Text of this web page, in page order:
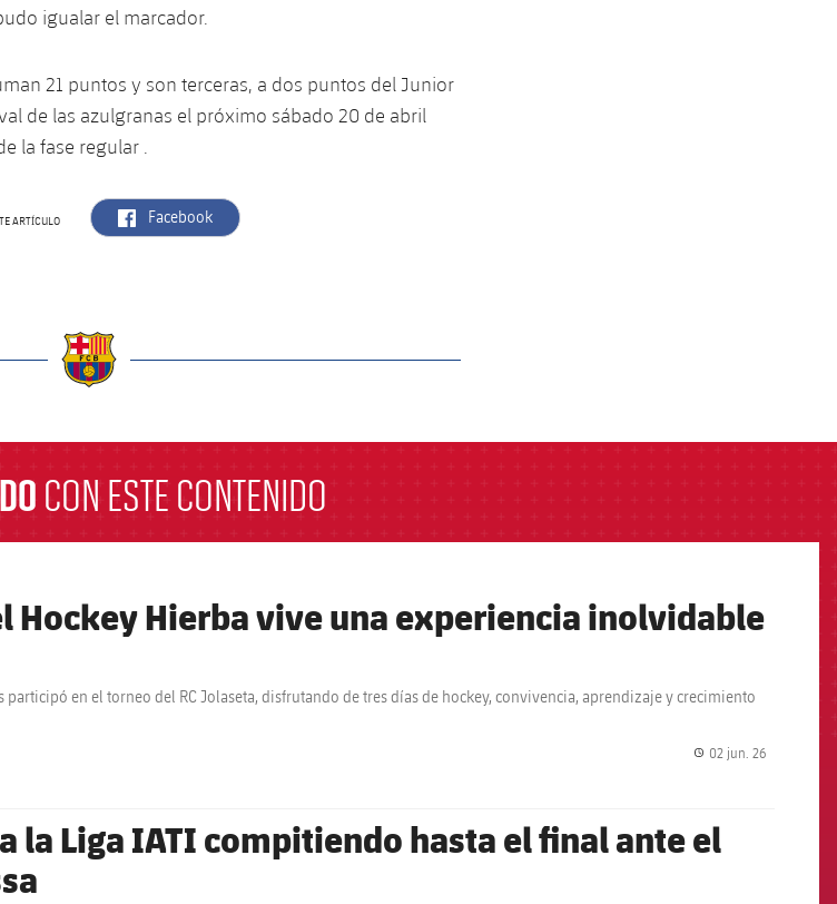
igualar el marcador.
21 puntos y son terceras, a dos puntos del Junior
de las azulgranas el próximo sábado 20 de abril
la fase regular .
ARTÍCULO label.aria.facebook
Facebook
CON ESTE CONTENIDO
Hockey Hierba vive una experiencia inolvidable
participó en el torneo del RC Jolaseta, disfrutando de tres días de hockey, convivencia, aprendizaje y crecimiento
02 jun. 26
la Liga IATI compitiendo hasta el final ante el